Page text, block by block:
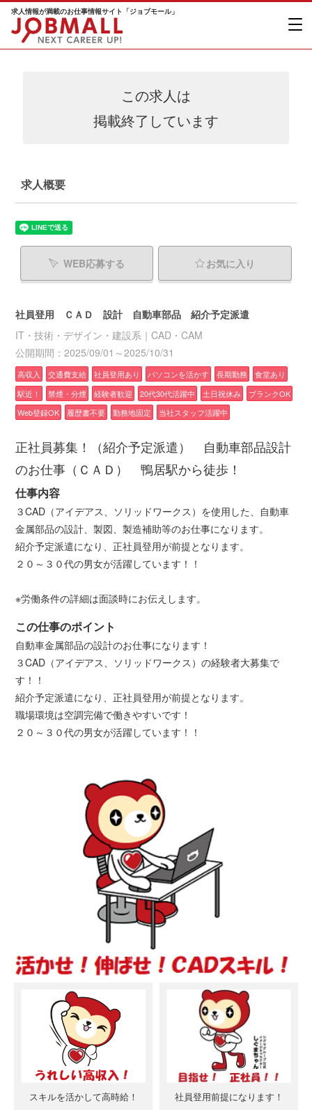
求人情報が満載のお仕事情報サイト「ジョブモール」
この求人は
掲載終了しています
求人概要
WEB応募する お気に入り
社員登用 ＣＡＤ 設計 自動車部品 紹介予定派遣
IT・技術・デザイン・建設系｜CAD・CAM
公開期間：2025/09/01～2025/10/31
高収入 交通費支給 社員登用あり パソコンを活かす 長期勤務
食堂あり
駅近！
禁煙・分煙 経験者歓迎 20代30代活躍中 土日祝休み
ブランクOK
Web登録OK
履歴書不要 勤務地固定 当社スタッフ活躍中
正社員募集！（紹介予定派遣） 自動車部品設計
のお仕事（ＣＡＤ） 鴨居駅から徒歩！
仕事内容
３CAD（アイデアス、ソリッドワークス）を使用した、自動車
金属部品の設計、製図、製造補助等のお仕事になります。
紹介予定派遣になり、正社員登用が前提となります。
２０～３０代の男女が活躍しています！！
※労働条件の詳細は面談時にお伝えします。
この仕事のポイント
自動車金属部品の設計のお仕事になります！
３CAD（アイデアス、ソリッドワークス）の経験者大募集で
す！！
紹介予定派遣になり、正社員登用が前提となります。
職場環境は空調完備で働きやすいです！
２０～３０代の男女が活躍しています！！
スキルを活かして高時給！ 社員登用前提になります！